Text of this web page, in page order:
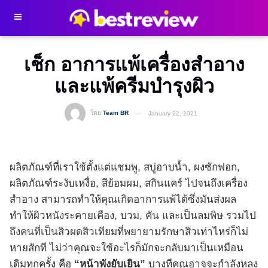
เช็ก อาการแพ้เครื่องสำอาง
และแพ้ครีมบำรุงผิว
โดย Team BR January 22, 2021
ผลิตภัณฑ์ที่เราใช้ตั้งแต่แชมพู, สบู่อาบน้ำ, ผงซักฟอก,
ผลิตภัณฑ์ระงับเหงื่อ, สีย้อมผม, สกินแคร์ ไปจนถึงเครื่อง
สำอาง สามารถทำให้คุณเกิดอาการแพ้ได้ซึ่งมันส่งผล
ทำให้ผิวหนังระคายเคือง, บวม, คัน และเป็นลมพิษ รวมไป
ถึงคนที่เป็นสิวผดสิวเทียมที่พยายามรักษาสิวเท่าไหร่ก็ไม่
หายสักที ไม่ว่าคุณจะใช้อะไรก็มักจะกลับมาเป็นเหมือน
เดิมทุกครั้ง คือ “หน้าพังยับเยิน” บางทีคุณอาจจะกำลังหลง